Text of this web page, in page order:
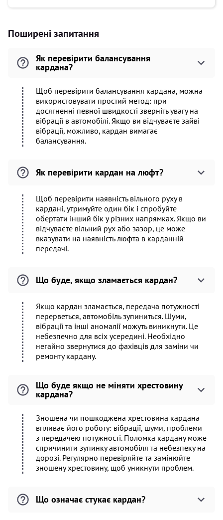
Поширені запитання
Як перевірити балансування
кардана?
Щоб перевірити балансування кардана, можна
використовувати простий метод: при
досягненні певної швидкості зверніть увагу на
вібрації в автомобілі. Якщо ви відчуваєте зайві
вібрації, можливо, кардан вимагає
балансування.
Як перевірити кардан на люфт?
Щоб перевірити наявність вільного руху в
кардані, утримуйте один бік і спробуйте
обертати інший бік у різних напрямках. Якщо ви
відчуваєте вільний рух або зазор, це може
вказувати на наявність люфта в карданній
передачі.
Що буде, якщо зламається кардан?
Якщо кардан зламається, передача потужності
перерветься, автомобіль зупиниться. Шуми,
вібрації та інші аномалії можуть виникнути. Це
небезпечно для всіх усередині. Необхідно
негайно звернутися до фахівців для заміни чи
ремонту кардану.
Що буде якщо не міняти хрестовину
кардана?
Зношена чи пошкоджена хрестовина кардана
впливає його роботу: вібрації, шуми, проблеми
з передачею потужності. Поломка кардану може
спричинити зупинку автомобіля та небезпеку на
дорозі. Регулярно перевіряйте та замінюйте
зношену хрестовину, щоб уникнути проблем.
Що означає стукає кардан?